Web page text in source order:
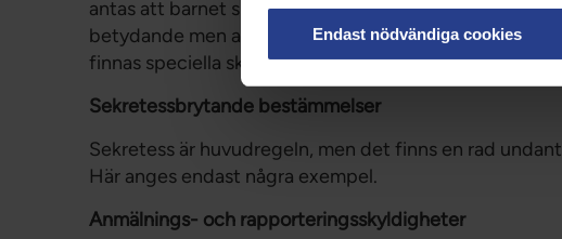
Endast nödvändiga cookies
antas att barnet skulle lida betydande men om
betydande men avses att barnet kan skadas allvarligt
finnas speciella skäl som tyder på att uppgiften kan
Sekretessbrytande bestämmelser
Sekretess är huvudregeln, men det finns en rad
Här anges endast några exempel.
Anmälnings- och rapporteringsskyldigheter